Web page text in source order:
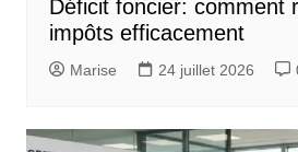
Déficit foncier: comment
impôts efficacement
Marise 24 juillet 2026